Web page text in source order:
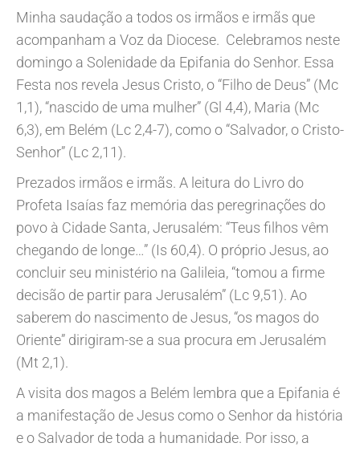
Minha saudação a todos os irmãos e irmãs que
acompanham a Voz da Diocese. Celebramos neste
domingo a Solenidade da Epifania do Senhor. Essa
Festa nos revela Jesus Cristo, o “Filho de Deus” (Mc
1,1), “nascido de uma mulher” (Gl 4,4), Maria (Mc
6,3), em Belém (Lc 2,4-7), como o “Salvador, o Cristo-
Senhor” (Lc 2,11).
Prezados irmãos e irmãs. A leitura do Livro do
Profeta Isaías faz memória das peregrinações do
povo à Cidade Santa, Jerusalém: “Teus filhos vêm
chegando de longe…” (Is 60,4). O próprio Jesus, ao
concluir seu ministério na Galileia, “tomou a firme
decisão de partir para Jerusalém” (Lc 9,51). Ao
saberem do nascimento de Jesus, “os magos do
Oriente” dirigiram-se a sua procura em Jerusalém
(Mt 2,1).
A visita dos magos a Belém lembra que a Epifania é
a manifestação de Jesus como o Senhor da história
e o Salvador de toda a humanidade. Por isso, a